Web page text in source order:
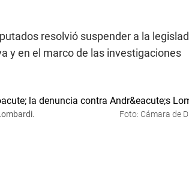
resolvió suspender a la
y en el marco de las investigaciones
Foto: Cámara de